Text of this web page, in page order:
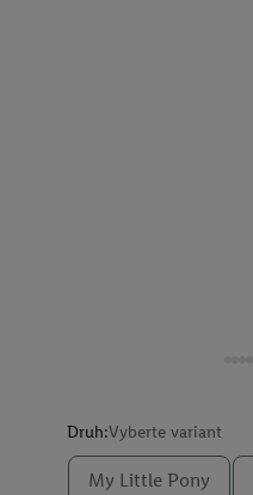
Druh:Vyberte variant
My Little Pony